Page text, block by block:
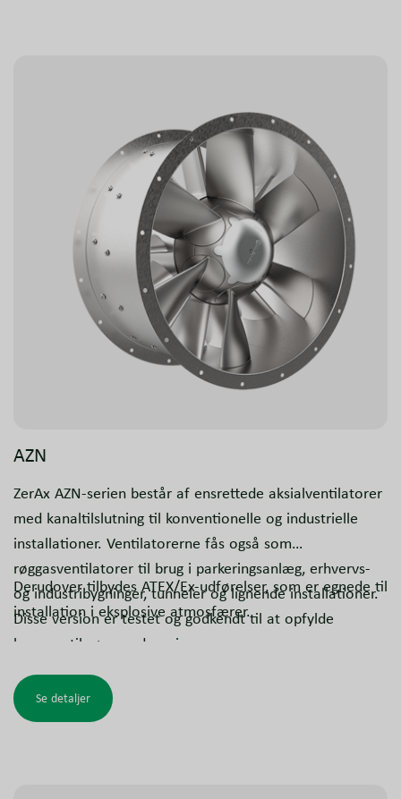
røggasudsugning er testet og godkendt i henhold til
AZN
ZerAx AZN-serien består af ensrettede aksialventilatorer
med kanaltilslutning til konventionelle og industrielle
installationer. Ventilatorerne fås også som
røggasventilatorer til brug i parkeringsanlæg, erhvervs-
og industribygninger, tunneler og lignende installationer.
Disse version er testet og godkendt til at opfylde
kravene til røggasudsugning.
Derudover tilbydes ATEX/Ex-udførelser, som er egnede til
installation i eksplosive atmosfærer.
Se detaljer